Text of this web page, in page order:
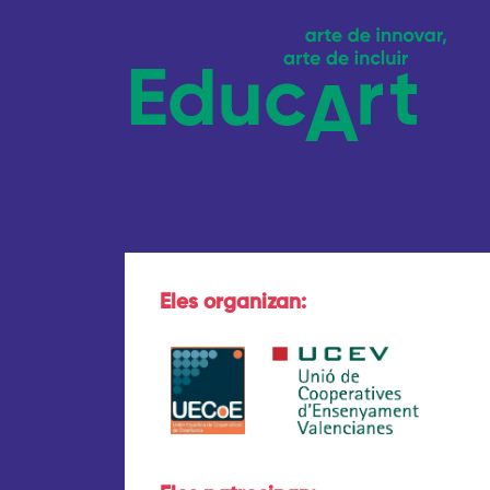
Eles organizan: